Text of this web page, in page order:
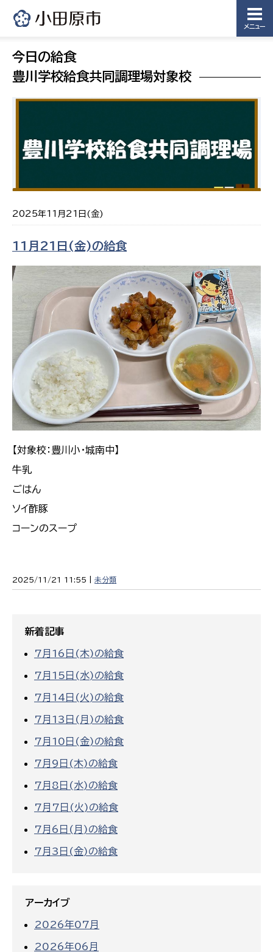
メニュー
今日の給食
豊川学校給食共同調理場対象校
2025年11月21日(金)
11月21日(金)の給食
【対象校：豊川小・城南中】
牛乳
ごはん
ソイ酢豚
コーンのスープ
2025/11/21 11:55 | 未分類
新着記事
7月16日(木)の給食
7月15日(水)の給食
7月14日(火)の給食
7月13日(月)の給食
7月10日(金)の給食
7月9日(木)の給食
7月8日(水)の給食
7月7日(火)の給食
7月6日(月)の給食
7月3日(金)の給食
アーカイブ
2026年07月
2026年06月